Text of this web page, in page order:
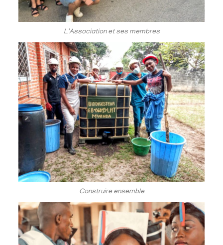
L'Association et ses membres
Construire ensemble